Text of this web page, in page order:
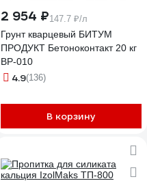
2 954 ₽147.7 ₽/л
Грунт кварцевый БИТУМ
ПРОДУКТ Бетоноконтакт 20 кг
BP-010
4.9(136)
В корзину